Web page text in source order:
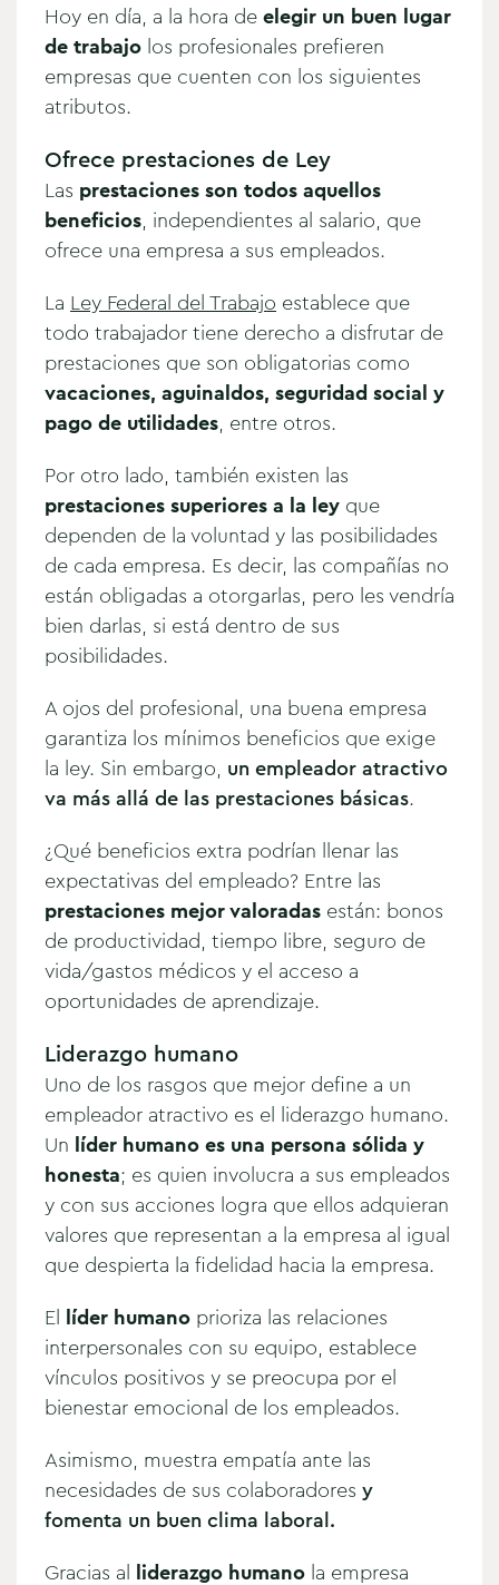
Hoy en día, a la hora deelegir un buen lugar
de trabajo los profesionales prefieren
empresas que cuenten con los siguientes
atributos.
Ofrece prestaciones de Ley
Las prestaciones son todos aquellos
beneficios, independientes al salario, que
ofrece una empresa a sus empleados.
La Ley Federal del Trabajo establece que
todo trabajador tiene derecho a disfrutar de
prestaciones que son obligatorias como
vacaciones, aguinaldos, seguridad social y
pago de utilidades, entre otros.
Por otro lado, también existen las
prestaciones superiores a la ley que
dependen de la voluntad y las posibilidades
de cada empresa. Es decir, las compañías no
están obligadas a otorgarlas, pero les vendría
bien darlas, si está dentro de sus
posibilidades.
A ojos del profesional, una buena empresa
garantiza los mínimos beneficios que exige
la ley. Sin embargo, un empleador atractivo
va más allá de las prestaciones básicas.
¿Qué beneficios extra podrían llenar las
expectativas del empleado? Entre las
prestaciones mejor valoradas están: bonos
de productividad, tiempo libre, seguro de
vida/gastos médicos y el acceso a
oportunidades de aprendizaje.
Liderazgo humano
Uno de los rasgos que mejor define a un
empleador atractivo es el liderazgo humano.
Un líder humano es una persona sólida y
honesta; es quien involucra a sus empleados
y con sus acciones logra que ellos adquieran
valores que representan a la empresa al igual
que despierta la fidelidad hacia la empresa.
El líder humano prioriza las relaciones
interpersonales con su equipo, establece
vínculos positivos y se preocupa por el
bienestar emocional de los empleados.
Asimismo, muestra empatía ante las
necesidades de sus colaboradores y
fomenta un buen clima laboral.
Gracias al liderazgo humano la empresa